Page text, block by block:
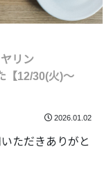
リン
【12/30(火)～
2026.01.02
ただきありがと